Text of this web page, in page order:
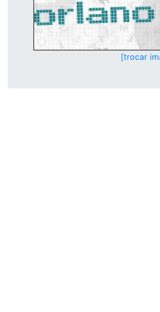
[trocar